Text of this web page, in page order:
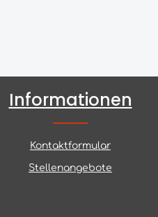
Informationen
Kontaktformular
Stellenangebote